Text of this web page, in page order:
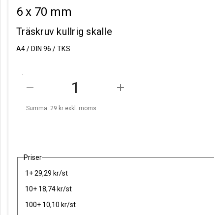
6 x 70 mm
Träskruv kullrig skalle
A4 / DIN 96 / TKS
remove add
Summa: 29 kr exkl. moms
Priser
1+ 29,29 kr/st
10+ 18,74 kr/st
100+ 10,10 kr/st